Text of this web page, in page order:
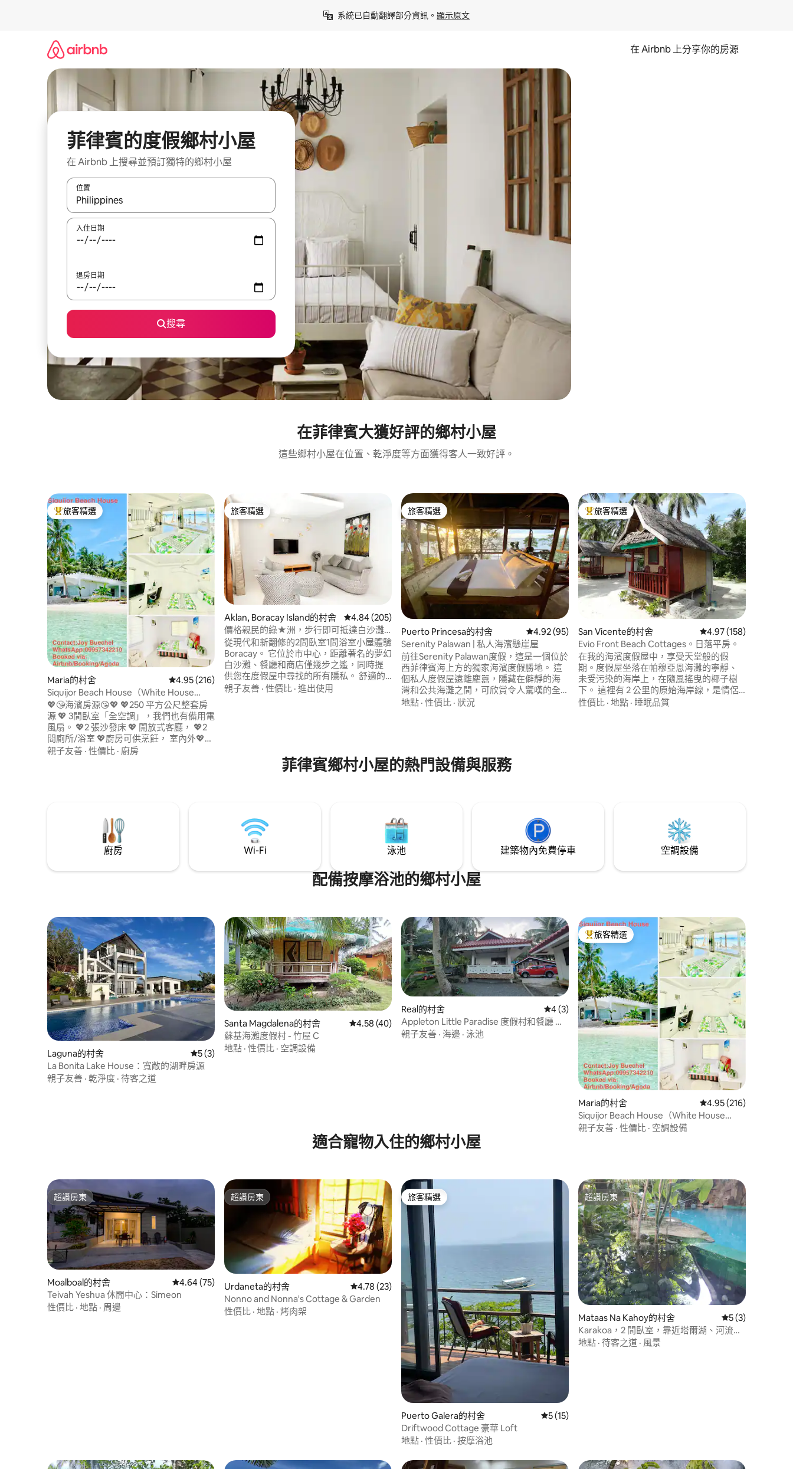
系統已自動翻譯部分資訊。 顯示原文
在 Airbnb 上分享你的房源
菲律賓的度假鄉村小屋
在 Airbnb 上搜尋並預訂獨特的鄉村小屋
位置
如有搜尋結果，瀏覽內容時請使用上下箭頭，或輕點、滑動裝置。
入住日期
退房日期
搜尋
在菲律賓大獲好評的鄉村小屋
這些鄉村小屋在位置、乾淨度等方面獲得客人一致好評。
旅客精選榜首
旅客精選
Maria的村舍 從 216 則評價中獲得 4.95 的平均評分（滿分 5 分）
4.95 (216)
Siquijor Beach House（White House
Villa）
💖😘海濱房源😘💖 💖250 平方公尺整套房
源 💖 3間臥室「全空調」，我們也有備用電
風扇。 💖2 張沙發床 💖 開放式客廳， 💖2
間廁所/浴室 💖廚房可供烹飪， 室內外💖餐
桌，前海灘💖露臺， 💖屋頂大型派對/迪斯
親子友善 · 性價比 · 廚房
旅客精選
旅客精選
Aklan, Boracay Island的村舍 從 205 則評價中獲得 4.84 的平均評分（滿分 5 分）
4.84 (205)
價格親民的綠★洲，步行即可抵達白沙灘
★站2
從現代和新翻修的2間臥室1間浴室小屋體驗
Boracay。 它位於市中心，距離著名的夢幻
白沙灘、餐廳和商店僅幾步之遙，同時提
供您在度假屋中尋找的所有隱私。 舒適的
設計和豐富的設備與服務清單： ✔ 2間舒適
親子友善 · 性價比 · 進出使用
旅客精選
旅客精選
Puerto Princesa的村舍 從 95 則評價中獲得 4.92 的平均評分（滿分 5 分）
4.92 (95)
Serenity Palawan | 私人海濱懸崖屋
前往Serenity Palawan度假，這是一個位於
西菲律賓海上方的獨家海濱度假勝地。 這
個私人度假屋遠離塵囂，隱藏在僻靜的海
灣和公共海灘之間，可欣賞令人驚嘆的全
景，享受完全的隱密，並與大自然建立難
睡。
地點 · 性價比 · 狀況
旅客精選榜首
旅客精選
San Vicente的村舍 從 158 則評價中獲得
4.97 (158)
Evio Front Beach Cottages。日落平房。
在我的海濱度假屋中，享受天堂般的假
期。度假屋坐落在帕穆亞恩海灘的寧靜、
未受污染的海岸上，在隨風搖曳的椰子樹
下。 這裡有 2 公里的原始海岸線，是情侶
或任何尋求和平與寧靜的人的終極隱藏之
性價比 · 地點 · 睡眠品質
菲律賓鄉村小屋的熱門設備與服務
廚房 Wi-Fi 泳池 建築物內免費停車 空調設備
配備按摩浴池的鄉村小屋
Laguna的村舍 從 3 則評價中獲得 5 的平均評分（滿分 5 分）
5 (3)
La Bonita Lake House：寬敞的湖畔房源
親子友善 · 乾淨度 · 待客之道
Santa Magdalena的村舍 從 40 則評價中獲得 4.58 的平均評分（滿分 5 分）
4.58 (40)
蘇基海灘度假村 - 竹屋 C
地點 · 性價比 · 空調設備
Real的村舍 從 3 則評價中獲得 4 的平均評分（滿分 5 分）
4 (3)
Appleton Little Paradise 度假村和餐廳 小
屋 1
親子友善 · 海邊 · 泳池
旅客精選榜首
旅客精選
Maria的村舍 從 216 則評價中獲得
4.95 (216)
Siquijor Beach House（White House
Villa）
親子友善 · 性價比 · 空調設備
適合寵物入住的鄉村小屋
超讚房東
超讚房東
Moalboal的村舍 從 75 則評價中獲得 4.64 的平均評分（滿分 5 分）
4.64 (75)
Teivah Yeshua 休閒中心：Simeon
性價比 · 地點 · 周邊
超讚房東
超讚房東
Urdaneta的村舍 從 23 則評價中獲得 4.78 的平均評分（滿分 5 分）
4.78 (23)
Nonno and Nonna's Cottage & Garden
性價比 · 地點 · 烤肉架
旅客精選
旅客精選
Puerto Galera的村舍 從 15 則評價中獲得 5 的平均評分（滿分 5 分）
5 (15)
Driftwood Cottage 豪華 Loft
地點 · 性價比 · 按摩浴池
超讚房東
超讚房東
Mataas Na Kahoy的村舍 從 3 則評價中獲
5 (3)
Karakoa，2 間臥室，靠近塔爾湖、河流、
天然泳池
地點 · 待客之道 · 風景